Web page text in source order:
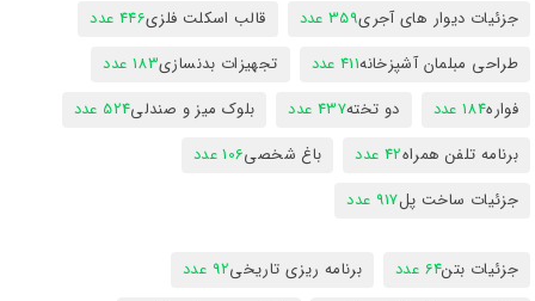
جزئیات دیوار های آجری359 عدد قالب اسکلت فلزی446 عدد
طراحی مبلمان آشپزخانه411 عدد تجهیزات بدنسازی183 عدد
فواره184 عدد دو تخته437 عدد بلوک میز و صندلی524 عدد
برنامه تلفن همراه42 عدد باغ شخصی106 عدد
جزئیات ساخت پل917 عدد
جزئیات بتن64 عدد برنامه ریزی تاریخی92 عدد